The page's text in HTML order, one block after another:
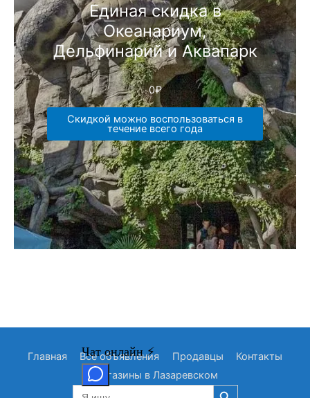
Единая скидка в
Океанариум,
Дельфинарий и Аквапарк
0₽
Скидкой можно воспользоваться в
течение всего года
Главная Все объявления Продавцы
Контакты
Магазины в Лазаревском
Search
Search Button